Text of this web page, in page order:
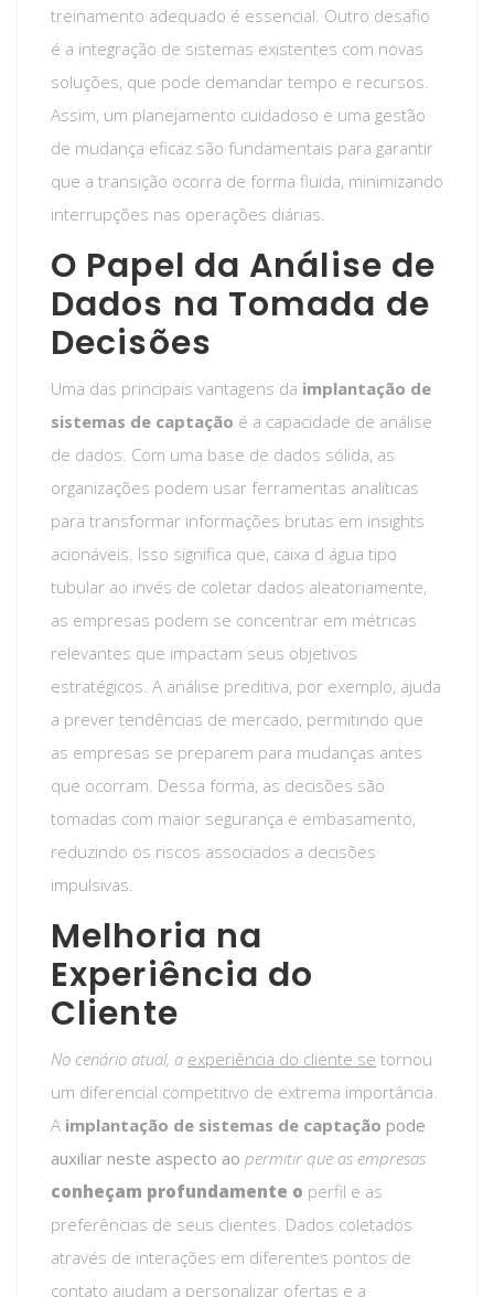
treinamento adequado é essencial. Outro desafio
é a integração de sistemas existentes com novas
soluções, que pode demandar tempo e recursos.
Assim, um planejamento cuidadoso e uma gestão
de mudança eficaz são fundamentais para garantir
que a transição ocorra de forma fluida, minimizando
interrupções nas operações diárias.
O Papel da Análise de
Dados na Tomada de
Decisões
Uma das principais vantagens da implantação de
sistemas de captação é a capacidade de análise
de dados. Com uma base de dados sólida, as
organizações podem usar ferramentas analíticas
para transformar informações brutas em insights
acionáveis. Isso significa que, caixa d água tipo
tubular ao invés de coletar dados aleatoriamente,
as empresas podem se concentrar em métricas
relevantes que impactam seus objetivos
estratégicos. A análise preditiva, por exemplo, ajuda
a prever tendências de mercado, permitindo que
as empresas se preparem para mudanças antes
que ocorram. Dessa forma, as decisões são
tomadas com maior segurança e embasamento,
reduzindo os riscos associados a decisões
impulsivas.
Melhoria na
Experiência do
Cliente
No cenário atual, a experiência do cliente se tornou
um diferencial competitivo de extrema importância.
A implantação de sistemas de captação pode
auxiliar neste aspecto ao permitir que as empresas
conheçam profundamente o perfil e as
preferências de seus clientes. Dados coletados
através de interações em diferentes pontos de
contato ajudam a personalizar ofertas e a